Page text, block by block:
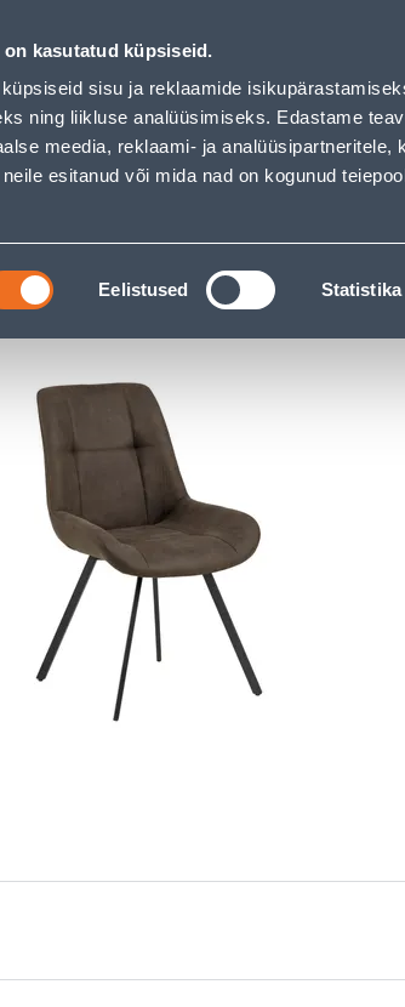
on kasutatud küpsiseid.
sisu ja reklaamide
ning liikluse analüüsimiseks. Edastame
meedia, reklaami- ja analüüsipartneritele,
esitanud või mida nad on kogunud
Eelistused Statistika
Mööbel Lauad, toolid ja tumbad